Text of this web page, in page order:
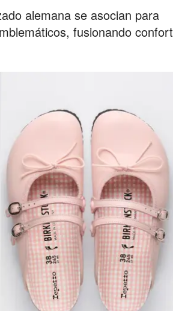
alemana se asocian para
fusionando confort